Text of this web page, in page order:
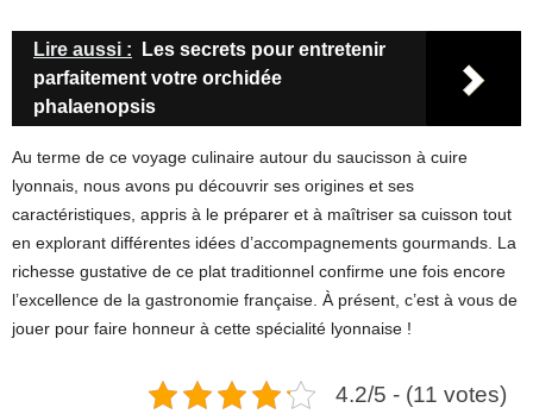
Lire aussi :
Les secrets pour entretenir
parfaitement votre orchidée
phalaenopsis
Au terme de ce voyage culinaire autour du saucisson à cuire
lyonnais, nous avons pu découvrir ses origines et ses
caractéristiques, appris à le préparer et à maîtriser sa cuisson tout
en explorant différentes idées d’accompagnements gourmands. La
richesse gustative de ce plat traditionnel confirme une fois encore
l’excellence de la gastronomie française. À présent, c’est à vous de
jouer pour faire honneur à cette spécialité lyonnaise !
4.2/5 - (11 votes)